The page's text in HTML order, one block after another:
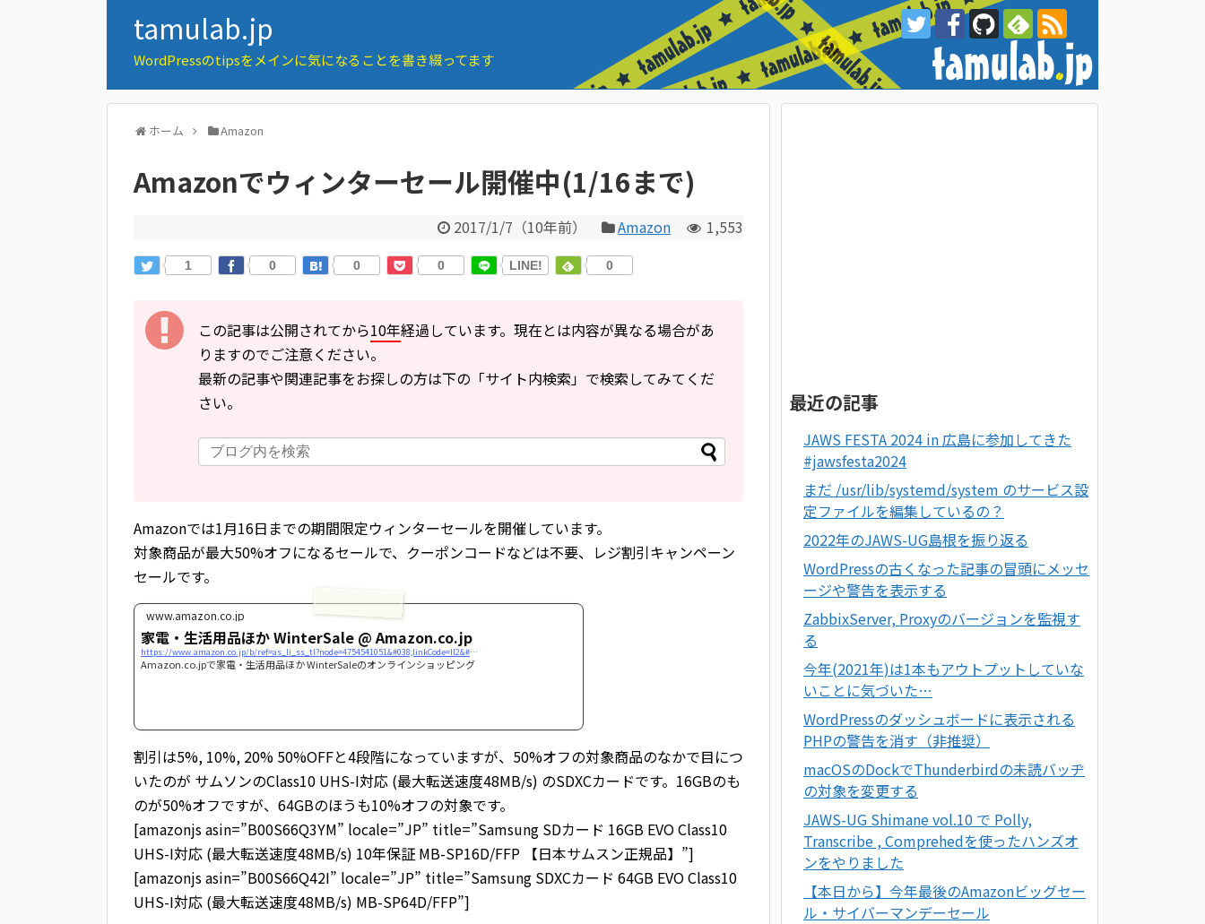
tamulab.jp
WordPressのtipsをメインに気になることを書き綴ってます
ホーム Amazon
Amazonでウィンターセール開催中(1/16まで)
2017/1/7 （10年前） Amazon 1,553
1 0 0 0 LINE! 0
この記事は公開されてから10年経過しています。現在とは内容が異なる場合があ
りますのでご注意ください。
最新の記事や関連記事をお探しの方は下の「サイト内検索」で検索してみてくだ
さい。
Amazonでは1月16日までの期間限定ウィンターセールを開催しています。
対象商品が最大50%オフになるセールで、クーポンコードなどは不要、レジ割引キャンペーン
セールです。
www.amazon.co.jp
家電・生活用品ほか WinterSale @ Amazon.co.jp
https://www.amazon.co.jp/b/ref=as_li_ss_tl?node=4754541051&#038;linkCode=ll2&#038;tag=tamulabjp-22&#038;linkId=1c64a2e3bd0d98d06c07dba61fb80e45
Amazon.co.jpで家電・生活用品ほか WinterSaleのオンラインショッピング
割引は5%, 10%, 20% 50%OFFと4段階になっていますが、50%オフの対象商品のなかで目につ
いたのが サムソンのClass10 UHS-I対応 (最大転送速度48MB/s) のSDXCカードです。16GBのも
のが50%オフですが、64GBのほうも10%オフの対象です。
[amazonjs asin=”B00S66Q3YM” locale=”JP” title=”Samsung SDカード 16GB EVO Class10
UHS-I対応 (最大転送速度48MB/s) 10年保証 MB-SP16D/FFP 【日本サムスン正規品】”]
[amazonjs asin=”B00S66Q42I” locale=”JP” title=”Samsung SDXCカード 64GB EVO Class10
UHS-I対応 (最大転送速度48MB/s) MB-SP64D/FFP”]
最近の記事
JAWS FESTA 2024 in 広島に参加してきた
#jawsfesta2024
まだ /usr/lib/systemd/system のサービス設
定ファイルを編集しているの？
2022年のJAWS-UG島根を振り返る
WordPressの古くなった記事の冒頭にメッセ
ージや警告を表示する
ZabbixServer, Proxyのバージョンを監視す
る
今年(2021年)は1本もアウトプットしていな
いことに気づいた…
WordPressのダッシュボードに表示される
PHPの警告を消す（非推奨）
macOSのDockでThunderbirdの未読バッヂ
の対象を変更する
JAWS-UG Shimane vol.10 で Polly,
Transcribe , Comprehedを使ったハンズオ
ンをやりました
【本日から】今年最後のAmazonビッグセー
ル・サイバーマンデーセール